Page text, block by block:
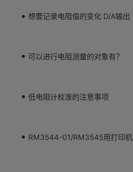
想要记录电阻值的变化 D/A输出
可以进行电阻测量的对象有？
低电阻计校准的注意事项
RM3544-01/RM3545用打印机